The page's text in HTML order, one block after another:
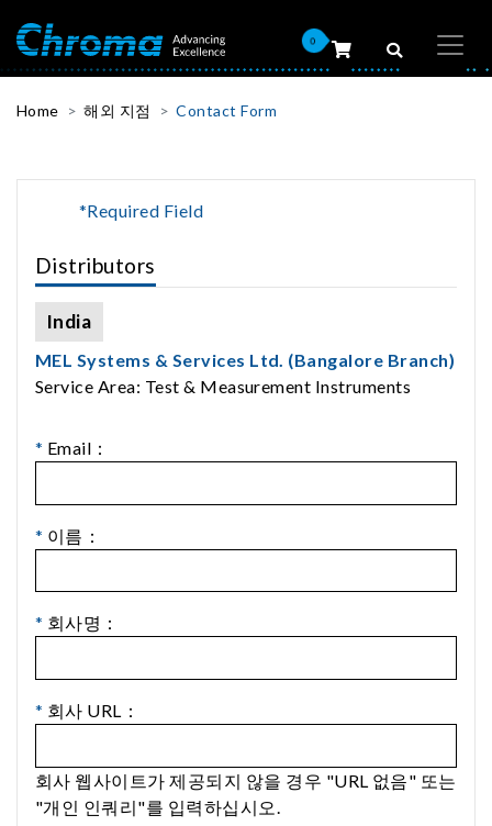
0
Home 해외 지점 Contact Form
*Required Field
Distributors
India
MEL Systems & Services Ltd. (Bangalore Branch)
Service Area: Test & Measurement Instruments
* Email：
* 이름：
* 회사명：
* 회사 URL：
회사 웹사이트가 제공되지 않을 경우 "URL 없음" 또는
"개인 인쿼리"를 입력하십시오.